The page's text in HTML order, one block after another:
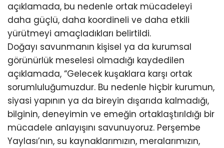
açıklamada, bu nedenle ortak mücadeleyi
daha güçlü, daha koordineli ve daha etkili
yürütmeyi amaçladıkları belirtildi.
Doğayı savunmanın kişisel ya da kurumsal
görünürlük meselesi olmadığı kaydedilen
açıklamada, “Gelecek kuşaklara karşı ortak
sorumluluğumuzdur. Bu nedenle hiçbir kurumun,
siyasi yapının ya da bireyin dışarıda kalmadığı,
bilginin, deneyimin ve emeğin ortaklaştırıldığı bir
mücadele anlayışını savunuyoruz. Perşembe
Yaylası’nın, su kaynaklarımızın, meralarımızın,